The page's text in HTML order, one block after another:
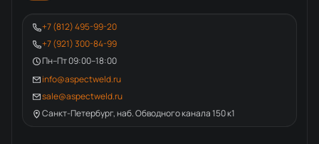
+7 (812) 495-99-20
+7 (921) 300-84-99
Пн–Пт 09:00–18:00
info@aspectweld.ru
sale@aspectweld.ru
Санкт-Петербург, наб. Обводного канала 150 к1